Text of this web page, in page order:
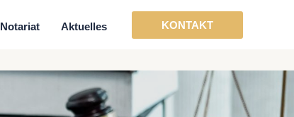
Notariat Aktuelles KONTAKT